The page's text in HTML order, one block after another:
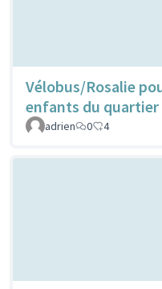
Vélobus/Rosalie
enfants du quartier
adrien
0 4